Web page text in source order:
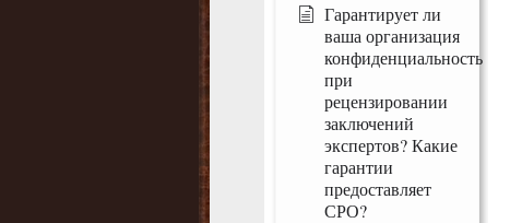
Гарантирует ли
ваша организация
конфиденциальность
при
рецензировании
заключений
экспертов? Какие
гарантии
предоставляет
СРО?